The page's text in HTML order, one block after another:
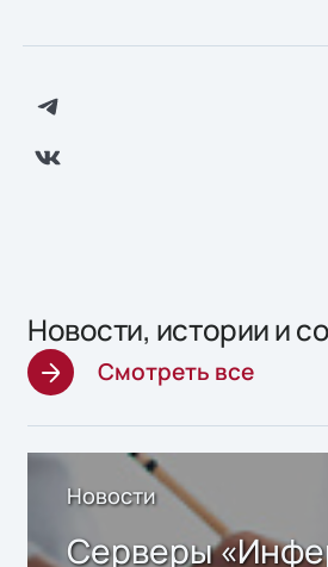
Новости, истории и
Смотреть все
Новости
Серверы